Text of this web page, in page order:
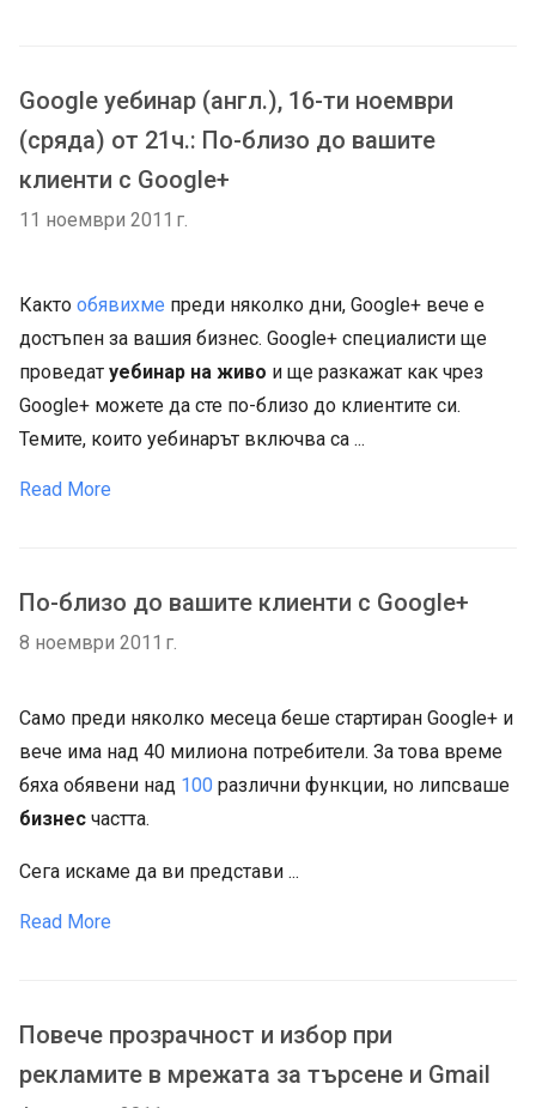
Google уебинар (англ.), 16-ти ноември
(сряда) от 21ч.: По-близо до вашите
клиенти с Google+
11 ноември 2011 г.
Както обявихме преди няколко дни, Google+ вече е
достъпен за вашия бизнес. Google+ специалисти ще
проведат уебинар на живо и ще разкажат как чрез
Google+ можете да сте по-близо до клиентите си.
Темите, които уебинарът включва са ...
Read More
По-близо до вашите клиенти с Google+
8 ноември 2011 г.
Само преди няколко месеца беше стартиран Google+ и
вече има над 40 милиона потребители. За това време
бяха обявени над 100 различни функции, но липсваше
бизнес частта.
Сега искаме да ви представи ...
Read More
Повече прозрачност и избор при
рекламите в мрежата за търсене и Gmail